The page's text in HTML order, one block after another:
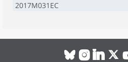
2017M031EC